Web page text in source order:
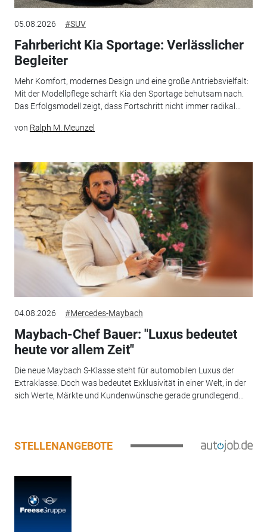
05.08.2026 #SUV
Fahrbericht Kia Sportage: Verlässlicher
Begleiter
Mehr Komfort, modernes Design und eine große Antriebsvielfalt:
Mit der Modellpflege schärft Kia den Sportage behutsam nach.
Das Erfolgsmodell zeigt, dass Fortschritt nicht immer radikal...
von Ralph M. Meunzel
04.08.2026 #Mercedes-Maybach
Maybach-Chef Bauer: "Luxus bedeutet
heute vor allem Zeit"
Die neue Maybach S-Klasse steht für automobilen Luxus der
Extraklasse. Doch was bedeutet Exklusivität in einer Welt, in der
sich Werte, Märkte und Kundenwünsche gerade grundlegend...
STELLENANGEBOTE